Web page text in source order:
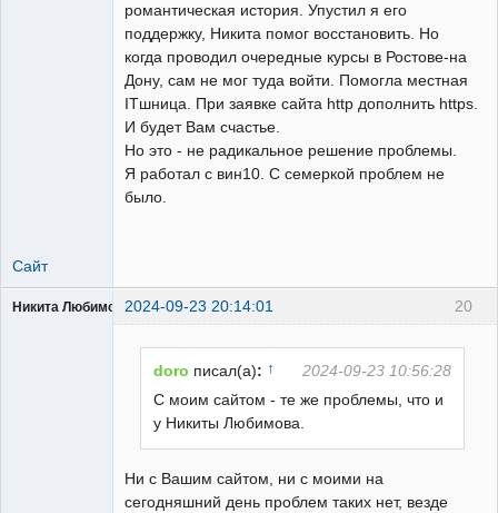
романтическая история. Упустил я его
поддержку, Никита помог восстановить. Но
когда проводил очередные курсы в Ростове-на
Дону, сам не мог туда войти. Помогла местная
ITшница. При заявке сайта http дополнить https.
И будет Вам счастье.
Но это - не радикальное решение проблемы.
Я работал с вин10. С семеркой проблем не
было.
Сайт
20
Никита Любимов 2024-09-23 20:14:01
doro писал(а): ↑
2024-09-23 10:56:28
С моим сайтом - те же проблемы, что и
у Никиты Любимова.
Ни с Вашим сайтом, ни с моими на
сегодняшний день проблем таких нет, везде